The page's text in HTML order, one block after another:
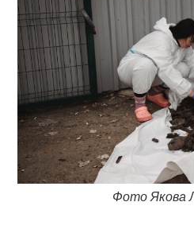
Фото Якова